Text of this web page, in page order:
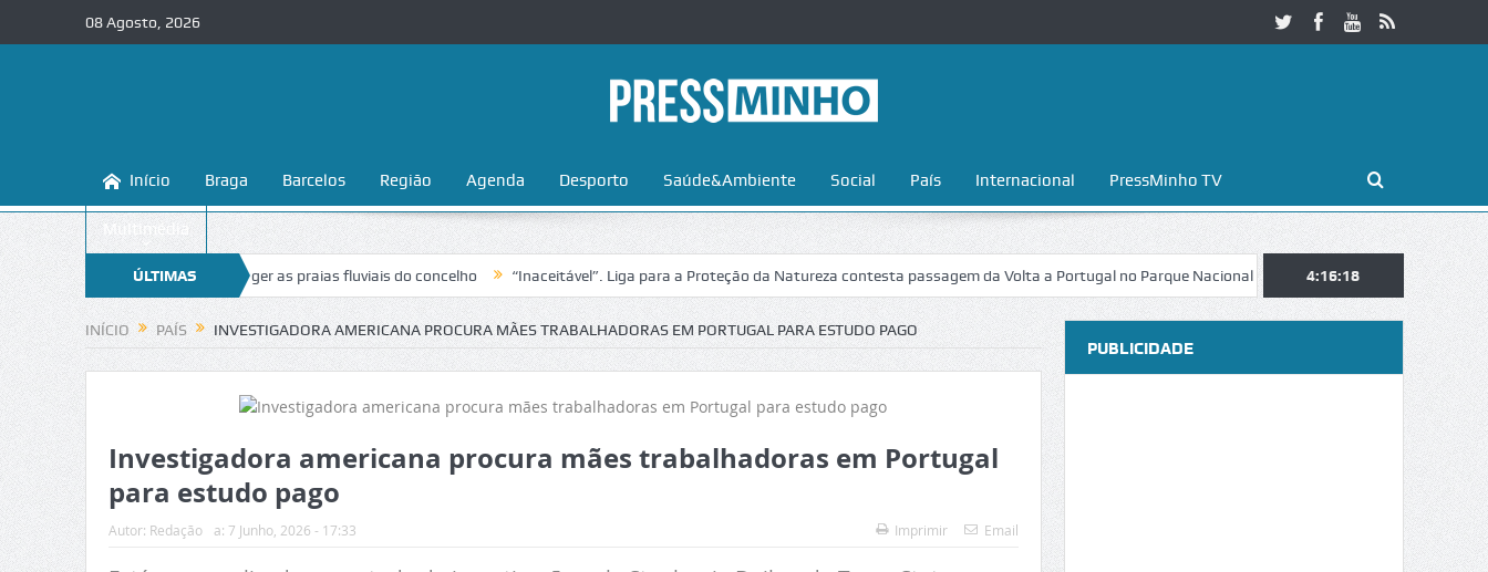
08 Agosto, 2026
Início Braga Barcelos Região Agenda Desporto Saúde&Ambiente Social País Internacional PressMinho TV
Multimédia
ÚLTIMAS
NOTÍCIAS
ensina a conhecer e proteger as praias fluviais do concelho “Inaceitável”. Liga para a Proteção da Natureza contesta passagem da Volta a Portugal no Parque Nacional da Peneda-Gerês Esposende.
4:16:19
INÍCIO PAÍS INVESTIGADORA AMERICANA PROCURA MÃES TRABALHADORAS EM PORTUGAL PARA ESTUDO PAGO
Investigadora americana procura mães trabalhadoras em Portugal
para estudo pago
Autor: Redação a: 7 Junho, 2026 - 17:33 Imprimir Email
PUBLICIDADE